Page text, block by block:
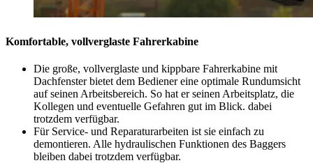
Komfortable, vollverglaste Fahrerkabine
Die große, vollverglaste und kippbare Fahrerkabine mit
Dachfenster bietet dem Bediener eine optimale Rundumsicht
auf seinen Arbeitsbereich. So hat er seinen Arbeitsplatz, die
Kollegen und eventuelle Gefahren gut im Blick. dabei
trotzdem verfügbar.
Für Service- und Reparaturarbeiten ist sie einfach zu
demontieren. Alle hydraulischen Funktionen des Baggers
bleiben dabei trotzdem verfügbar.